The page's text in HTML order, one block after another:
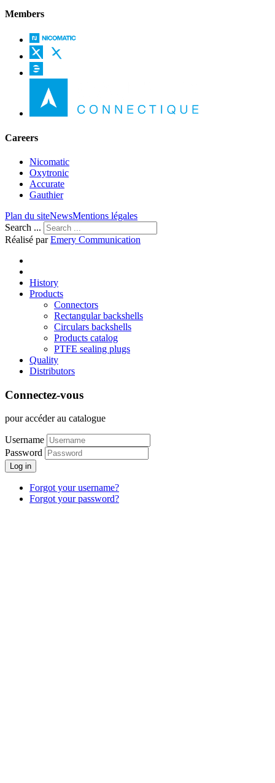
Members
Careers
Nicomatic
Oxytronic
Accurate
Gauthier
Plan du siteNewsMentions légales
Search ...
Réalisé parEmery Communication
History
Products
Connectors
Rectangular backshells
Circulars backshells
Products catalog
PTFE sealing plugs
Quality
Distributors
Connectez-vous
pour accéder au catalogue
Username
Password
Log in
Forgot your username?
Forgot your password?